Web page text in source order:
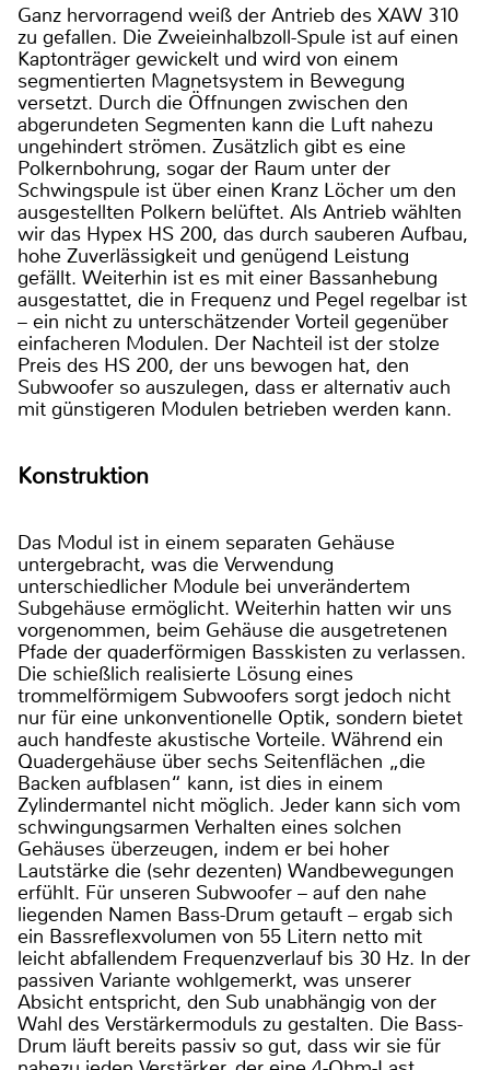
Ganz hervorragend weiß der Antrieb des XAW 310
zu gefallen. Die Zweieinhalbzoll-Spule ist auf einen
Kaptonträger gewickelt und wird von einem
segmentierten Magnetsystem in Bewegung
versetzt. Durch die Öffnungen zwischen den
abgerundeten Segmenten kann die Luft nahezu
ungehindert strömen. Zusätzlich gibt es eine
Polkernbohrung, sogar der Raum unter der
Schwingspule ist über einen Kranz Löcher um den
ausgestellten Polkern belüftet. Als Antrieb wählten
wir das Hypex HS 200, das durch sauberen Aufbau,
hohe Zuverlässigkeit und genügend Leistung
gefällt. Weiterhin ist es mit einer Bassanhebung
ausgestattet, die in Frequenz und Pegel regelbar ist
– ein nicht zu unterschätzender Vorteil gegenüber
einfacheren Modulen. Der Nachteil ist der stolze
Preis des HS 200, der uns bewogen hat, den
Subwoofer so auszulegen, dass er alternativ auch
mit günstigeren Modulen betrieben werden kann.
Konstruktion
Das Modul ist in einem separaten Gehäuse
untergebracht, was die Verwendung
unterschiedlicher Module bei unverändertem
Subgehäuse ermöglicht. Weiterhin hatten wir uns
vorgenommen, beim Gehäuse die ausgetretenen
Pfade der quaderförmigen Basskisten zu verlassen.
Die schießlich realisierte Lösung eines
trommelförmigem Subwoofers sorgt jedoch nicht
nur für eine unkonventionelle Optik, sondern bietet
auch handfeste akustische Vorteile. Während ein
Quadergehäuse über sechs Seitenflächen „die
Backen aufblasen“ kann, ist dies in einem
Zylindermantel nicht möglich. Jeder kann sich vom
schwingungsarmen Verhalten eines solchen
Gehäuses überzeugen, indem er bei hoher
Lautstärke die (sehr dezenten) Wandbewegungen
erfühlt. Für unseren Subwoofer – auf den nahe
liegenden Namen Bass-Drum getauft – ergab sich
ein Bassreflexvolumen von 55 Litern netto mit
leicht abfallendem Frequenzverlauf bis 30 Hz. In der
passiven Variante wohlgemerkt, was unserer
Absicht entspricht, den Sub unabhängig von der
Wahl des Verstärkermoduls zu gestalten. Die Bass-
Drum läuft bereits passiv so gut, dass wir sie für